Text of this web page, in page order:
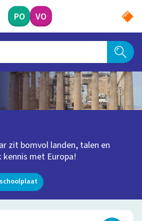
PO VO
zit bomvol landen, talen en
kennis met Europa!